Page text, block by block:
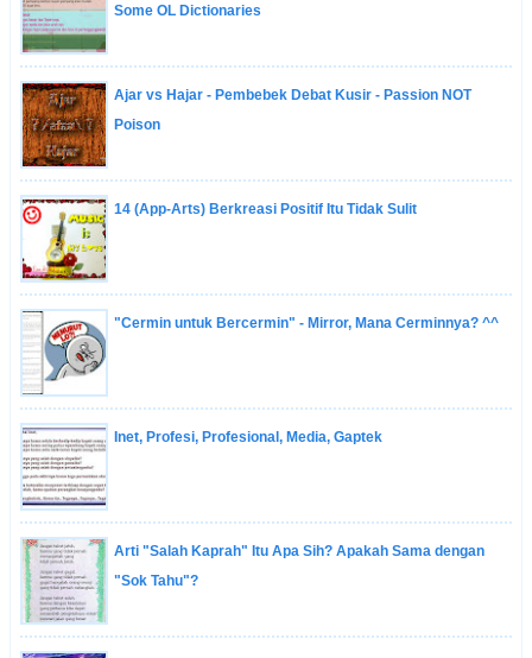
Some OL Dictionaries
Ajar vs Hajar - Pembebek Debat Kusir - Passion NOT
Poison
14 (App-Arts) Berkreasi Positif Itu Tidak Sulit
"Cermin untuk Bercermin" - Mirror, Mana Cerminnya? ^^
Inet, Profesi, Profesional, Media, Gaptek
Arti "Salah Kaprah" Itu Apa Sih? Apakah Sama dengan
"Sok Tahu"?